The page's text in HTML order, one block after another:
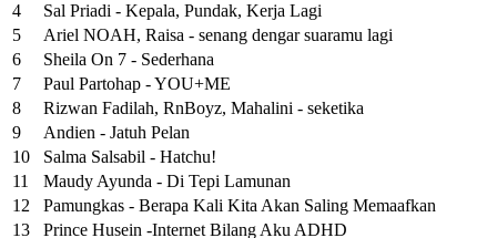
4
Sal Priadi - Kepala, Pundak, Kerja Lagi
5
Ariel NOAH, Raisa - senang dengar suaramu lagi
6
Sheila On 7 - Sederhana
7
Paul Partohap - YOU+ME
8
Rizwan Fadilah, RnBoyz, Mahalini - seketika
9
Andien - Jatuh Pelan
10
Salma Salsabil - Hatchu!
11
Maudy Ayunda - Di Tepi Lamunan
12
Pamungkas - Berapa Kali Kita Akan Saling Memaafkan
13
Prince Husein -Internet Bilang Aku ADHD